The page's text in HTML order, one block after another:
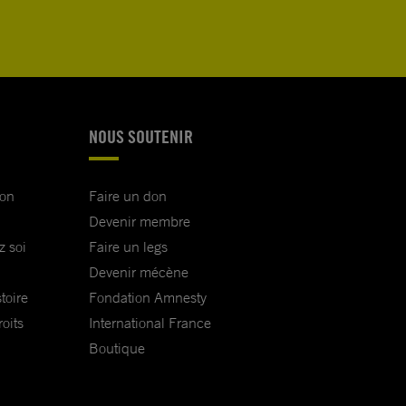
soi
NOUS SOUTENIR
Faire un don
Devenir membre
Faire un legs
Devenir mécène
Fondation Amnesty
International France
Boutique